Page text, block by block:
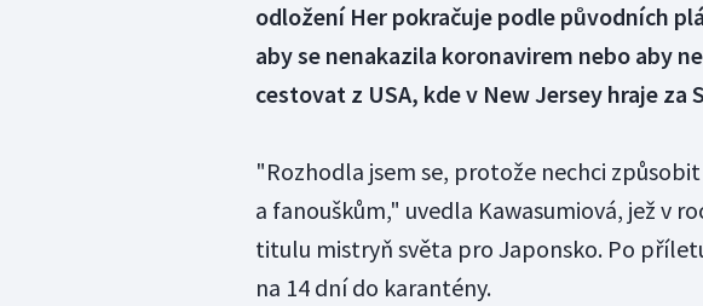
odložení Her pokračuje podle původních
aby se nenakazila koronavirem nebo aby
cestovat z USA, kde v New Jersey hraje za
"Rozhodla jsem se, protože nechci
a fanouškům," uvedla Kawasumiová, jež v
titulu mistryň světa pro Japonsko. Po
na 14 dní do karantény.